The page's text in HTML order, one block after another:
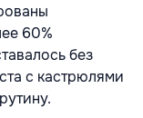
60%
без
с кастрюлями